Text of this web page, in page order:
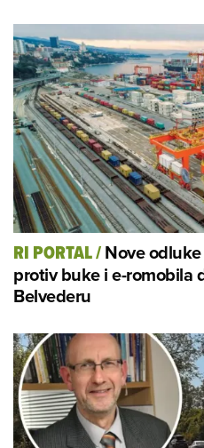
RI PORTAL/Nove
protiv buke i e-romobila
Belvederu